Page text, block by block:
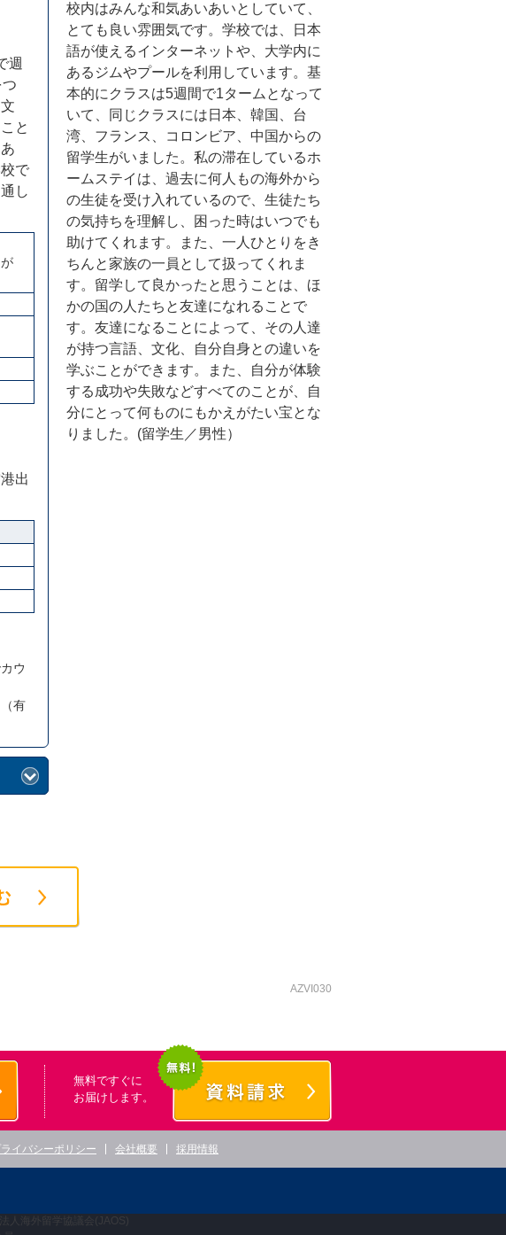
週
と
で
し
出
ウ
有
校内はみんな和気あいあいとしていて、
とても良い雰囲気です。学校では、日本
語が使えるインターネットや、大学内に
あるジムやプールを利用しています。基
本的にクラスは5週間で1タームとなって
いて、同じクラスには日本、韓国、台
湾、フランス、コロンビア、中国からの
留学生がいました。私の滞在しているホ
ームステイは、過去に何人もの海外から
の生徒を受け入れているので、生徒たち
の気持ちを理解し、困った時はいつでも
助けてくれます。また、一人ひとりをき
ちんと家族の一員として扱ってくれま
す。留学して良かったと思うことは、ほ
かの国の人たちと友達になれることで
す。友達になることによって、その人達
が持つ言語、文化、自分自身との違いを
学ぶことができます。また、自分が体験
する成功や失敗などすべてのことが、自
分にとって何ものにもかえがたい宝とな
りました。(留学生／男性）
AZVI030
無料ですぐに
お届けします。
イバシーポリシー 会社概要 採用情報
人海外留学協議会(JAOS)